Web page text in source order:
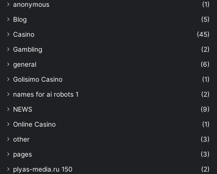
anonymous
(1)
Blog
(5)
Casino
(45)
Gambling
(2)
general
(6)
Golisimo Casino
(1)
names for ai robots 1
(2)
NEWS
(9)
Online Casino
(1)
other
(3)
pages
(3)
plyas-media.ru 150
(2)